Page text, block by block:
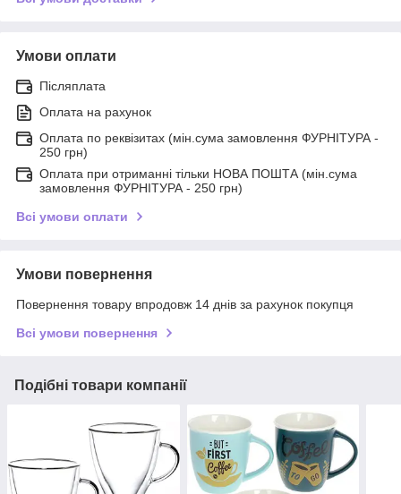
Умови оплати
Післяплата
Оплата на рахунок
Оплата по реквізитах (мін.сума замовлення ФУРНІТУРА -
250 грн)
Оплата при отриманні тільки НОВА ПОШТА (мін.сума
замовлення ФУРНІТУРА - 250 грн)
Всі умови оплати
Умови повернення
Повернення товару впродовж 14 днів за рахунок покупця
Всі умови повернення
Подібні товари компанії